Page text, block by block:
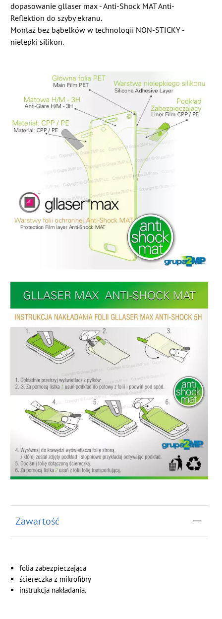
dopasowanie gllaser max - Anti-Shock MAT Anti-
Reflektion do szyby ekranu.
Montaż bez bąbelków w technologii NON-STICKY -
nielepki silikon.
Zawartość
folia zabezpieczająca
ściereczka z mikrofibry
instrukcja nakładania.